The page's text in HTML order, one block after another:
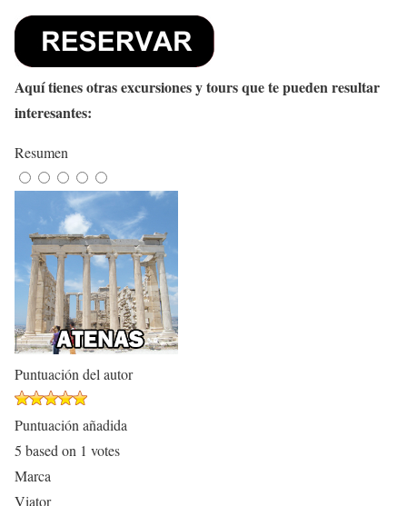
Aquí tienes otras excursiones y tours que te pueden resultar
interesantes:
Resumen
Puntuación del autor
Puntuación añadida
5 based on 1 votes
Marca
Viator